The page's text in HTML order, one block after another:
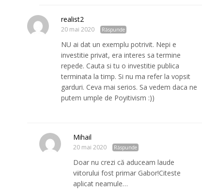
realist2
20 mai 2020 Răspunde
NU ai dat un exemplu potrivit. Nepi e
investitie privat, era interes sa termine
repede. Cauta si tu o investitie publica
terminata la timp. Si nu ma refer la vopsit
garduri. Ceva mai serios. Sa vedem daca ne
putem umple de Poyitivism :))
Mihail
20 mai 2020 Răspunde
Doar nu crezi că aduceam laude
viitorului fost primar Gabor!Citeste
aplicat neamule…